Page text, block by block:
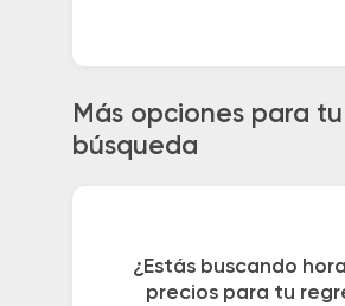
Más opciones para tu
búsqueda
¿Estás buscando
precios para tu